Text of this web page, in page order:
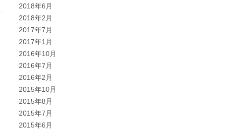
2018年6月
2018年2月
2017年7月
2017年1月
2016年10月
2016年7月
2016年2月
2015年10月
2015年8月
2015年7月
2015年6月